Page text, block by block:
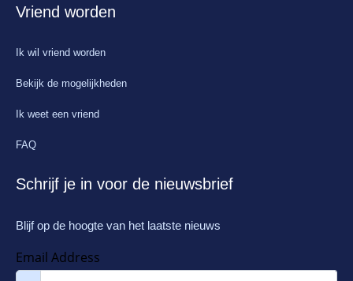
Vriend worden
Ik wil vriend worden
Bekijk de mogelijkheden
Ik weet een vriend
FAQ
Schrijf je in voor de nieuwsbrief
Blijf op de hoogte van het laatste nieuws
Email Address